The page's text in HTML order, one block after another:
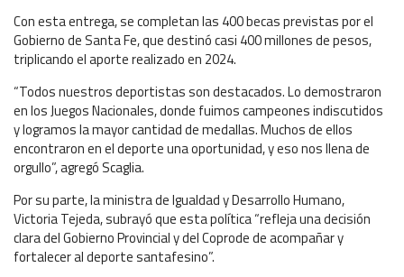
Con esta entrega, se completan las 400 becas previstas por el
Gobierno de Santa Fe, que destinó casi 400 millones de pesos,
triplicando el aporte realizado en 2024.
“Todos nuestros deportistas son destacados. Lo demostraron
en los Juegos Nacionales, donde fuimos campeones indiscutidos
y logramos la mayor cantidad de medallas. Muchos de ellos
encontraron en el deporte una oportunidad, y eso nos llena de
orgullo”, agregó Scaglia.
Por su parte, la ministra de Igualdad y Desarrollo Humano,
Victoria Tejeda, subrayó que esta política “refleja una decisión
clara del Gobierno Provincial y del Coprode de acompañar y
fortalecer al deporte santafesino”.